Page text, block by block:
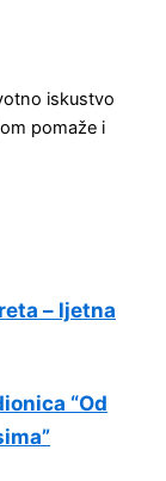
iskustvo
pomaže i
– ljetna
“Od